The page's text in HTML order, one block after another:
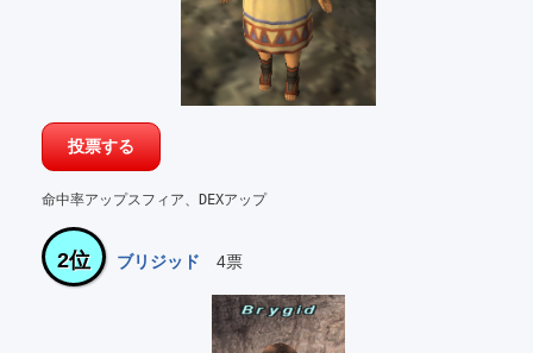
命中率アップスフィア、DEXアップ
2位 ブリジッド 4票